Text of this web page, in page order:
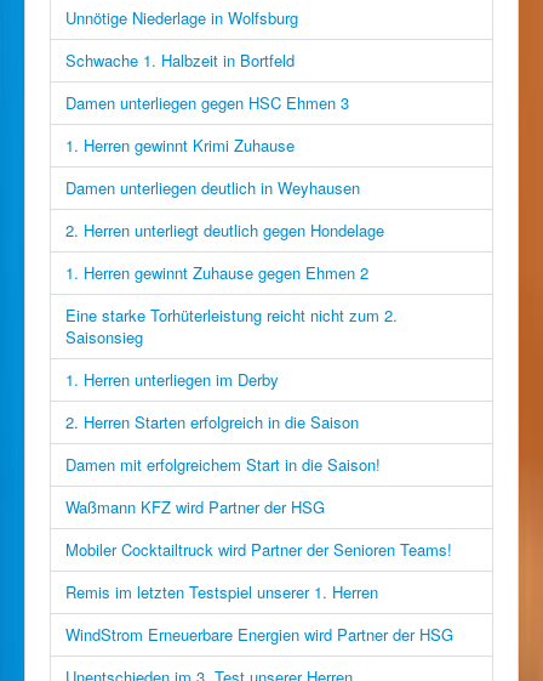
Unnötige Niederlage in Wolfsburg
Schwache 1. Halbzeit in Bortfeld
Damen unterliegen gegen HSC Ehmen 3
1. Herren gewinnt Krimi Zuhause
Damen unterliegen deutlich in Weyhausen
2. Herren unterliegt deutlich gegen Hondelage
1. Herren gewinnt Zuhause gegen Ehmen 2
Eine starke Torhüterleistung reicht nicht zum 2.
Saisonsieg
1. Herren unterliegen im Derby
2. Herren Starten erfolgreich in die Saison
Damen mit erfolgreichem Start in die Saison!
Waßmann KFZ wird Partner der HSG
Mobiler Cocktailtruck wird Partner der Senioren Teams!
Remis im letzten Testspiel unserer 1. Herren
WindStrom Erneuerbare Energien wird Partner der HSG